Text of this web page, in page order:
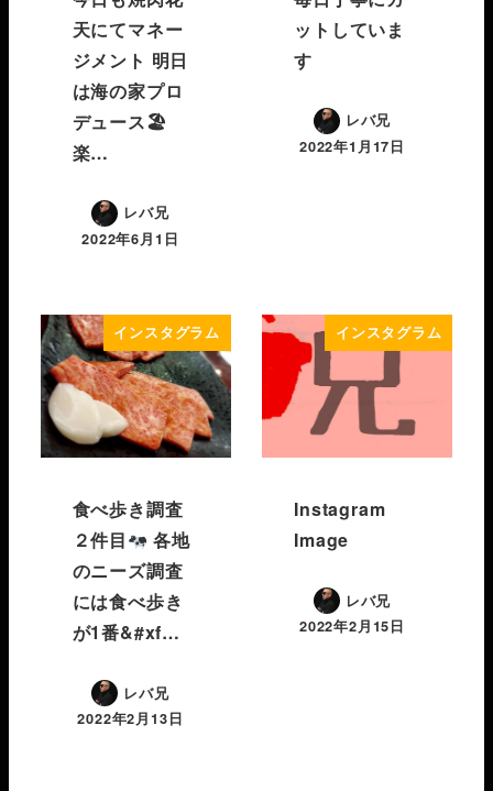
天にてマネー
ジメント 明日
は海の家プロ
デュース🏖
楽…
レバ兄
2022年6月1日
ットしていま
す
レバ兄
2022年1月17日
インスタグラム
食べ歩き調査
２件目
各地
のニーズ調査
には食べ歩き
が1番&#xf…
レバ兄
2022年2月13日
インスタグラム
Instagram
Image
レバ兄
2022年2月15日